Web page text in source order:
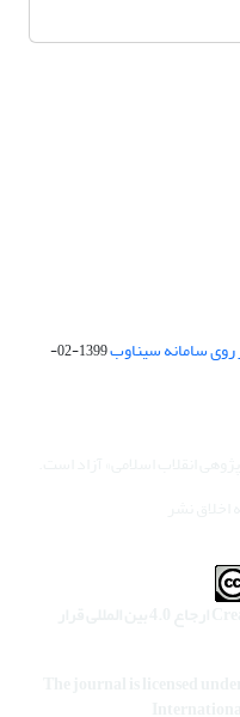
روی سامانه سیناوب
1399-02-